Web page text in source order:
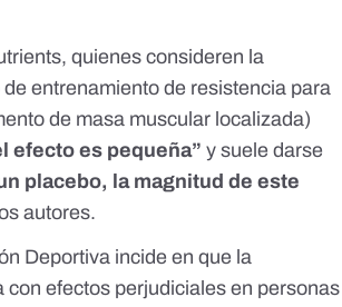
, quienes consideren la
entrenamiento de resistencia para
de masa muscular localizada)
efecto es pequeña” y suele darse
placebo, la magnitud de este
autores.
Deportiva incide en que la
efectos perjudiciales en personas